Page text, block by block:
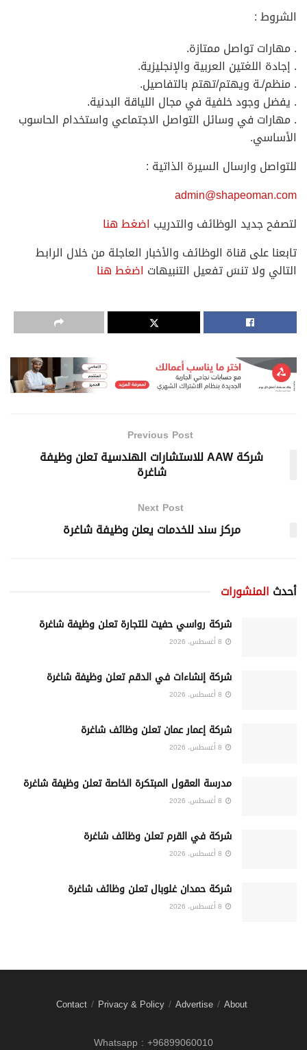
الشروط :
. مهارات تواصل ممتازة.
. إجادة اللغتين العربية والإنجليزية.
. منظم/ـة ويهتم/تهتم بالتفاصيل.
. يفضل وجود خلفية في مجال اللياقة البدنية.
. مهارات في وسائل التواصل الاجتماعي واستخدام الحاسوب
الأساسي.
للتواصل وارسال السيرة الذاتية :
admin@shapeoman.com
لتصفح جديد الوظائف والتدريب اضغط هنا
تابعنا على قناة الوظائف والأخبار العاجلة من خلال الرابط
التالي ولا تنسَ تفعيل التنبيهات اضغط هنا
Previous Post
شركة AAW للاستشارات الهندسية تعلن وظيفة
شاغرة
Next Post
مركز سند للخدمات يعلن وظيفة شاغرة
أحدث المنشورات
شركة رواسي حفيت للتجارة تعلن وظيفة شاغرة
شركة إنشاءات في الدقم تعلن وظيفة شاغرة
شركة إعمار عمان تعلن وظائف شاغرة
مدرسة العقول المبتكرة الخاصة تعلن وظيفة شاغرة
شركة في القرم تعلن وظائف شاغرة
شركة حمدان غلوبال تعلن وظائف شاغرة
About
Advertise
Privacy & Policy
Contact
Whatsapp : +96899060010